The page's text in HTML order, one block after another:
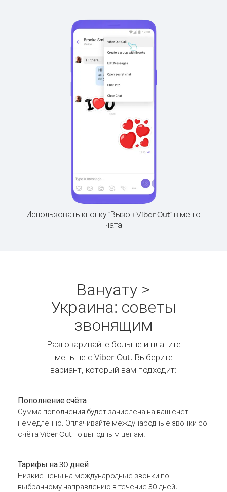
Использовать кнопку "Вызов Viber Out" в меню
чата
Вануату >
Украина: советы
звонящим
Разговаривайте больше и платите
меньше с Viber Out. Выберите
вариант, который вам подходит:
Пополнение счёта
Сумма пополнения будет зачислена на ваш счёт
немедленно. Оплачивайте международные звонки со
счёта Viber Out по выгодным ценам.
Тарифы на 30 дней
Низкие цены на международные звонки по
выбранному направлению в течение 30 дней.